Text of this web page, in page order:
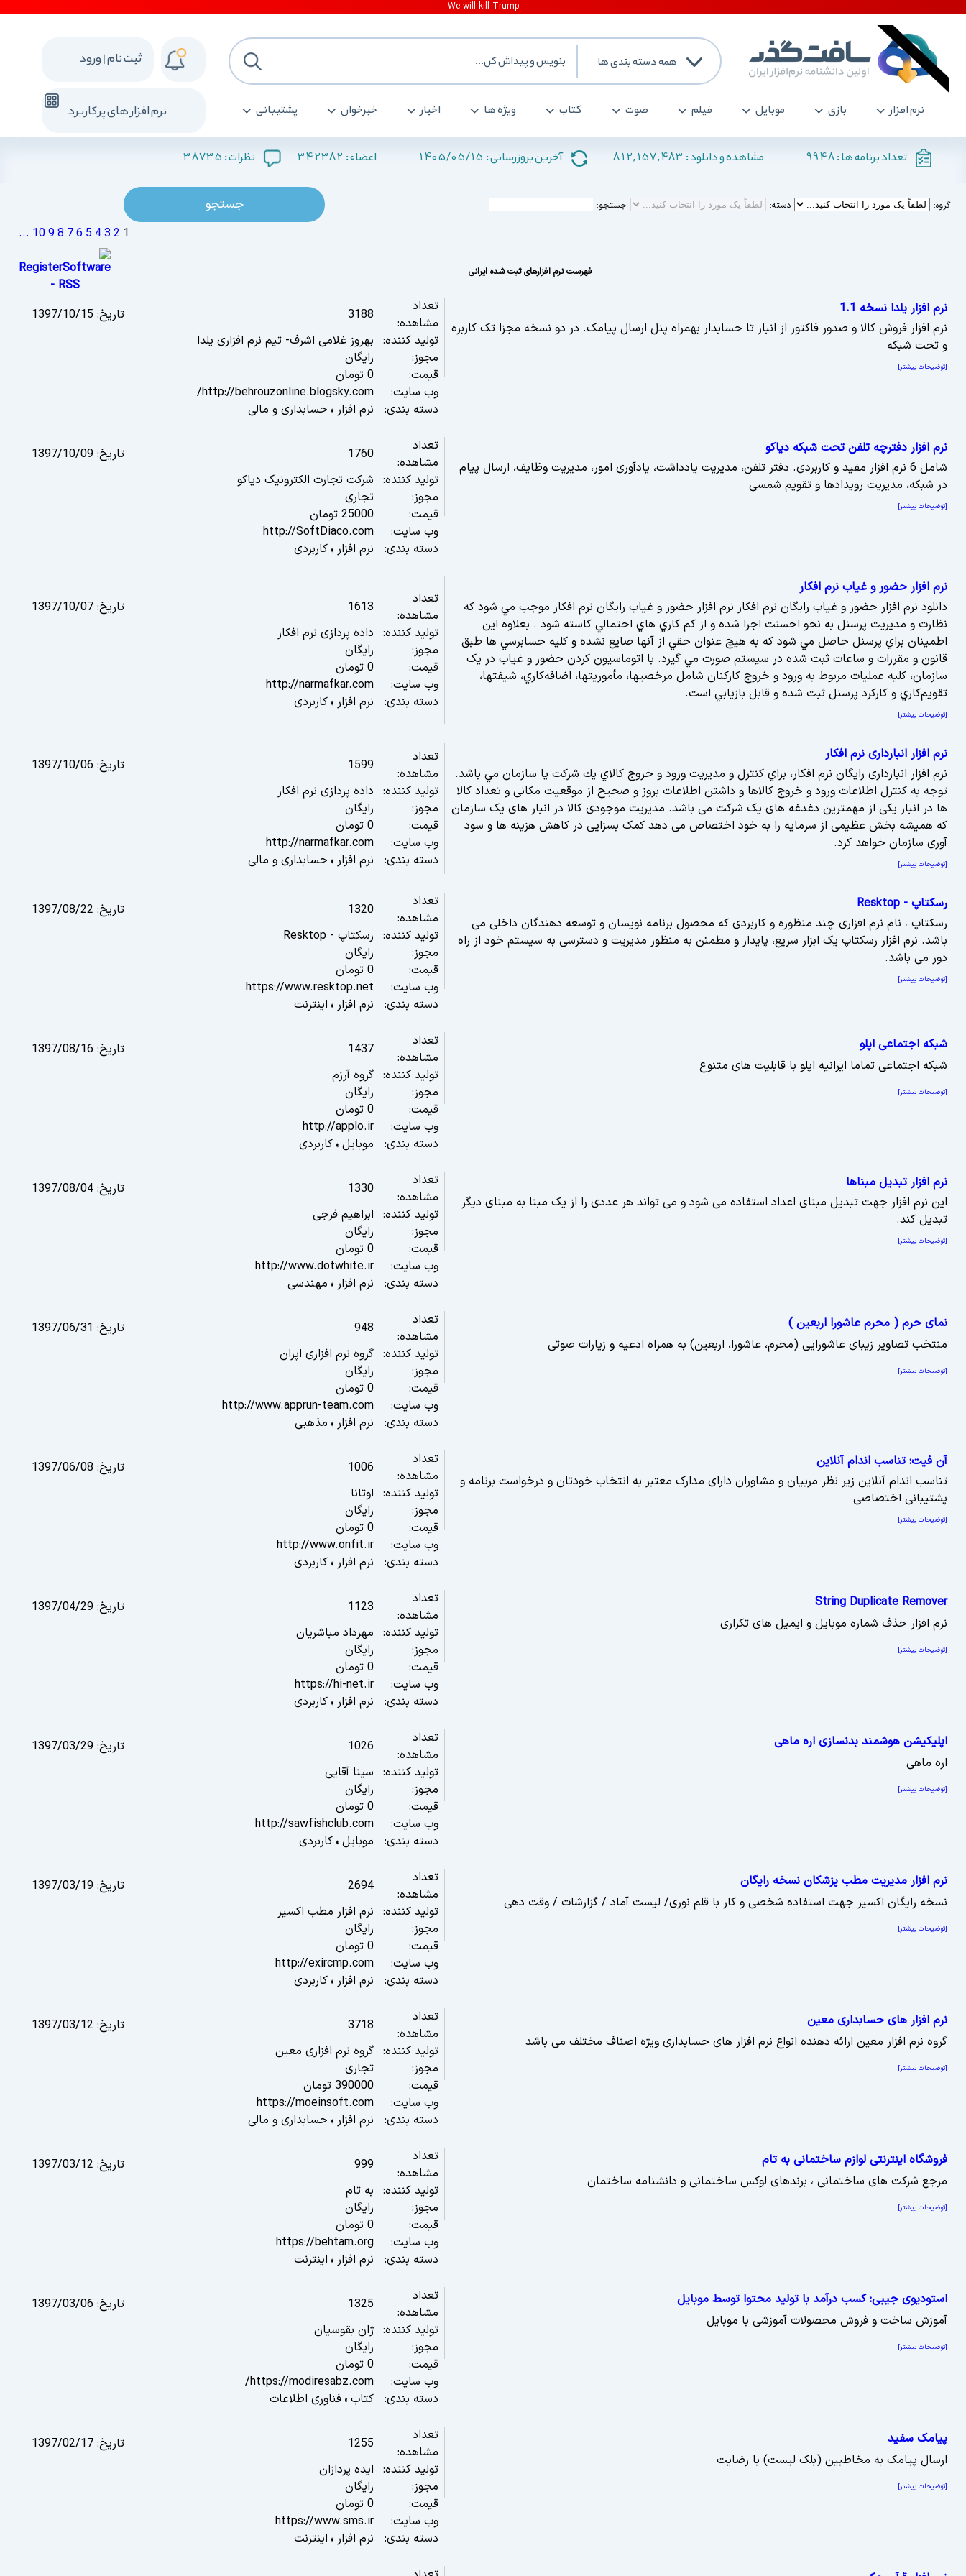
همه دسته بندی ها
نرم افزار بازی موبایل فیلم صوت کتاب ویژه ها اخبار خبرخوان پشتیبانی نرم افزار های پرکاربرد
ثبت نام | ورود
تعداد برنامه ها :9948 مشاهده و دانلود : 812,157,483 آخرین بروزرسانی : 1405/05/15 اعضاء : 342382 نظرات : 38735
گروه: دسته: جستجو:
1
2
3
4
5
6
7
8
9
10
...
فهرست نرم افزارهای ثبت شده ایرانی
نرم افزار یلدا نسخه 1.1
نرم افزار فروش کالا و صدور فاکتور از انبار تا حسابدار بهمراه پنل ارسال پیامک. در دو نسخه مجزا تک کاربره
و تحت شبکه
[توضیحات بیشتر]
تعداد
مشاهده:
3188 تاریخ: 1397/10/15
تولید کننده: بهروز غلامی اشرف- تیم نرم افزاری یلدا
مجوز:
رایگان
قیمت:
0 تومان
وب سایت:
http://behrouzonline.blogsky.com/
دسته بندی:
نرم افزار » حسابداری و مالی
نرم افزار دفترچه تلفن تحت شبکه دیاکو
شامل 6 نرم افزار مفید و کاربردی. دفتر تلفن، مدیریت یادداشت، یادآوری امور، مدیریت وظایف، ارسال پیام
در شبکه، مدیریت رویدادها و تقویم شمسی
[توضیحات بیشتر]
تعداد
مشاهده:
1760 تاریخ: 1397/10/09
تولید کننده: شرکت تجارت الکترونیک دیاکو
مجوز:
تجاری
قیمت:
25000 تومان
وب سایت:
http://SoftDiaco.com
دسته بندی:
نرم افزار » کاربردی
نرم افزار حضور و غیاب نرم افکار
دانلود نرم افزار حضور و غیاب رایگان نرم افکار نرم افزار حضور و غياب رایگان نرم افکار موجب مي شود که
نظارت و مديريت پرسنل به نحو احسنت اجرا شده و از کم کاري هاي احتمالي کاسته شود . بعلاوه اين
اطمينان براي پرسنل حاصل مي شود که به هيچ عنوان حقي از آنها ضايع نشده و کليه حسابرسي ها طبق
قانون و مقررات و ساعات ثبت شده در سيستم صورت مي گيرد. با اتوماسيون کردن حضور و غياب در يک
سازمان، کليه عمليات مربوط به ورود و خروج کارکنان شامل مرخصيها، مأموريتها، اضافه‌کاري، شيفتها،
تقويم‌کاري و کارکرد پرسنل ثبت شده و قابل بازيابي است.
[توضیحات بیشتر]
تعداد
مشاهده:
1613 تاریخ: 1397/10/07
تولید کننده: داده پردازی نرم افکار
مجوز:
رایگان
قیمت:
0 تومان
وب سایت:
http://narmafkar.com
دسته بندی:
نرم افزار » کاربردی
نرم افزار انبارداری نرم افکار
نرم افزار انبارداری رایگان نرم افکار، براي كنترل و مديريت ورود و خروج كالاي يك شركت يا سازمان مي باشد.
توجه به كنترل اطلاعات ورود و خروج کالاها و داشتن اطلاعات بروز و صحیح از موقعیت مکانی و تعداد کالا
ها در انبار یکی از مهمترین دغدغه های یک شرکت می باشد. مدیریت موجودی کالا در انبار های یک سازمان
که همیشه بخش عظیمی از سرمایه را به خود اختصاص می دهد کمک بسزایی در کاهش هزینه ها و سود
آوری سازمان خواهد کرد.
[توضیحات بیشتر]
تعداد
مشاهده:
1599 تاریخ: 1397/10/06
تولید کننده: داده پردازی نرم افکار
مجوز:
رایگان
قیمت:
0 تومان
وب سایت:
http://narmafkar.com
دسته بندی:
نرم افزار » حسابداری و مالی
رسکتاپ - Resktop
رسکتاپ ، نام نرم افزاری چند منظوره و کاربردی که محصول برنامه نویسان و توسعه دهندگان داخلی می
باشد. نرم افزار رسکتاپ یک ابزار سریع، پایدار و مطمئن به منظور مدیریت و دسترسی به سیستم خود از راه
دور می باشد.
[توضیحات بیشتر]
تعداد
مشاهده:
1320 تاریخ: 1397/08/22
تولید کننده: رسکتاپ - Resktop
مجوز:
رایگان
قیمت:
0 تومان
وب سایت:
https://www.resktop.net
دسته بندی:
نرم افزار » اینترنت
شبکه اجتماعی اپلو
شبکه اجتماعی تماما ایرانیه اپلو با قابلیت های متنوع
[توضیحات بیشتر]
تعداد
مشاهده:
1437 تاریخ: 1397/08/16
تولید کننده: گروه آرزم
مجوز:
رایگان
قیمت:
0 تومان
وب سایت:
http://applo.ir
دسته بندی:
موبایل » کاربردی
نرم افزار تبدیل مبناها
این نرم افزار جهت تبدیل مبنای اعداد استفاده می شود و می تواند هر عددی را از یک مبنا به مبنای دیگر
تبدیل کند.
[توضیحات بیشتر]
تعداد
مشاهده:
1330 تاریخ: 1397/08/04
تولید کننده: ابراهیم فرجی
مجوز:
رایگان
قیمت:
0 تومان
وب سایت:
http://www.dotwhite.ir
دسته بندی:
نرم افزار » مهندسی
نمای حرم ( محرم عاشورا اربعین )
منتخب تصاویر زیبای عاشورایی (محرم، عاشورا، اربعین) به همراه ادعیه و زیارات صوتی
[توضیحات بیشتر]
تعداد
مشاهده:
948 تاریخ: 1397/06/31
تولید کننده: گروه نرم افزاری اپران
مجوز:
رایگان
قیمت:
0 تومان
وب سایت:
http://www.apprun-team.com
دسته بندی:
نرم افزار » مذهبی
آن فیت: تناسب اندام آنلاین
تناسب اندام آنلاین زیر نظر مربیان و مشاوران دارای مدارک معتبر به انتخاب خودتان و درخواست برنامه و
پشتیبانی اختصاصی
[توضیحات بیشتر]
تعداد
مشاهده:
1006 تاریخ: 1397/06/08
تولید کننده: اوتانا
مجوز:
رایگان
قیمت:
0 تومان
وب سایت:
http://www.onfit.ir
دسته بندی:
نرم افزار » کاربردی
String Duplicate Remover
نرم افزار حذف شماره موبایل و ایمیل های تکراری
[توضیحات بیشتر]
تعداد
مشاهده:
1123 تاریخ: 1397/04/29
تولید کننده: مهرداد مباشریان
مجوز:
رایگان
قیمت:
0 تومان
وب سایت:
https://hi-net.ir
دسته بندی:
نرم افزار » کاربردی
اپلیکیشن هوشمند بدنسازی اره ماهی
اره ماهی
[توضیحات بیشتر]
تعداد
مشاهده:
1026 تاریخ: 1397/03/29
تولید کننده: سینا آقایی
مجوز:
رایگان
قیمت:
0 تومان
وب سایت:
http://sawfishclub.com
دسته بندی:
موبایل » کاربردی
نرم افزار مدیریت مطب پزشکان نسخه رایگان
نسخه رایگان اکسیر جهت استفاده شخصی و کار با قلم نوری/ لیست آماد / گزارشات / وقت دهی
[توضیحات بیشتر]
تعداد
مشاهده:
2694 تاریخ: 1397/03/19
تولید کننده: نرم افزار مطب اکسیر
مجوز:
رایگان
قیمت:
0 تومان
وب سایت:
http://exircmp.com
دسته بندی:
نرم افزار » کاربردی
نرم افزار های حسابداری معین
گروه نرم افزار معین ارائه دهنده انواع نرم افزار های حسابداری ویژه اصناف مختلف می باشد
[توضیحات بیشتر]
تعداد
مشاهده:
3718 تاریخ: 1397/03/12
تولید کننده: گروه نرم افزاری معین
مجوز:
تجاری
قیمت:
390000 تومان
وب سایت:
https://moeinsoft.com
دسته بندی:
نرم افزار » حسابداری و مالی
فروشگاه اینترنتی لوازم ساختمانی به تام
مرجع شرکت های ساختمانی ، برندهای لوکس ساختمانی و دانشنامه ساختمان
[توضیحات بیشتر]
تعداد
مشاهده:
999 تاریخ: 1397/03/12
تولید کننده: به تام
مجوز:
رایگان
قیمت:
0 تومان
وب سایت:
https://behtam.org
دسته بندی:
نرم افزار » اینترنت
استودیوی جیبی: کسب درآمد با تولید محتوا توسط موبایل
آموزش ساخت و فروش محصولات آموزشی با موبایل
[توضیحات بیشتر]
تعداد
مشاهده:
1325 تاریخ: 1397/03/06
تولید کننده: ژان بقوسیان
مجوز:
رایگان
قیمت:
0 تومان
وب سایت:
https://modiresabz.com/
دسته بندی:
کتاب » فناوری اطلاعات
پیامک سفید
ارسال پیامک به مخاطبین (بلک لیست) با رضایت
[توضیحات بیشتر]
تعداد
مشاهده:
1255 تاریخ: 1397/02/17
تولید کننده: ایده پردازان
مجوز:
رایگان
قیمت:
0 تومان
وب سایت:
https://www.sms.ir
دسته بندی:
نرم افزار » اینترنت